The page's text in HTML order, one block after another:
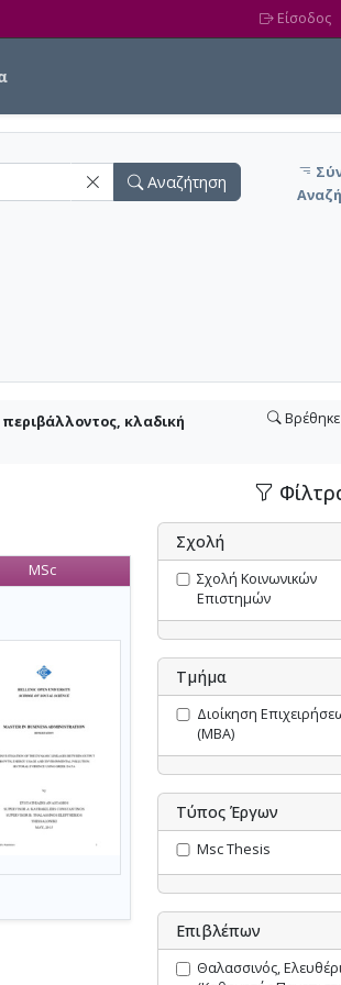
Είσοδος
Αναζήτηση
κλαδική
Βρέθηκε
MSc
Σχολή
Σχολή Κοινωνικών
Επιστημών
Τμήμα
Διοίκηση
(MBA)
Τύπος Έργων
Msc Thesis
Επιβλέπων
Θαλασσινός,